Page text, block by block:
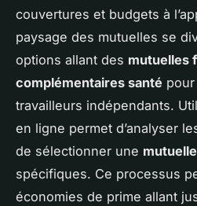
couvertures et budgets à
paysage des mutuelles se
options allant des mutuelles
complémentaires santé
travailleurs indépendants.
en ligne permet d’analyser
de sélectionner une
spécifiques. Ce processus
économies de prime allant